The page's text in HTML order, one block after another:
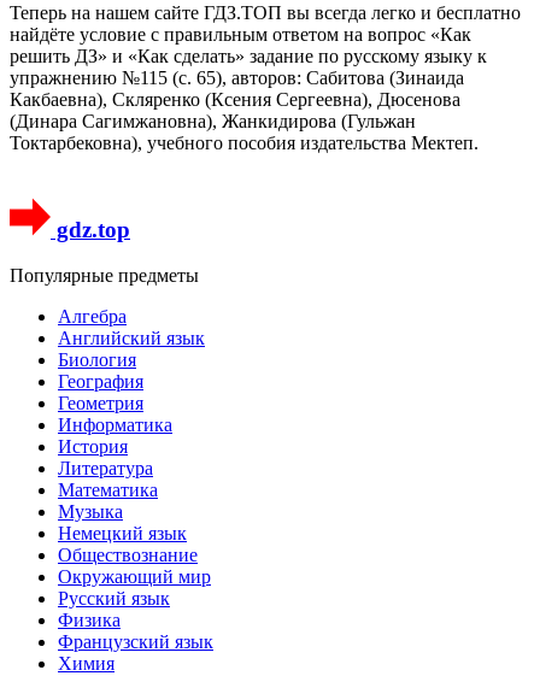
Теперь на нашем сайте ГДЗ.ТОП вы всегда легко и бесплатно
найдёте условие с правильным ответом на вопрос «Как
решить ДЗ» и «Как сделать» задание по русскому языку к
упражнению №115 (с. 65), авторов: Сабитова (Зинаида
Какбаевна), Скляренко (Ксения Сергеевна), Дюсенова
(Динара Сагимжановна), Жанкидирова (Гульжан
Токтарбековна), учебного пособия издательства Мектеп.
gdz.top
Популярные предметы
Алгебра
Английский язык
Биология
География
Геометрия
Информатика
История
Литература
Математика
Музыка
Немецкий язык
Обществознание
Окружающий мир
Русский язык
Физика
Французский язык
Химия